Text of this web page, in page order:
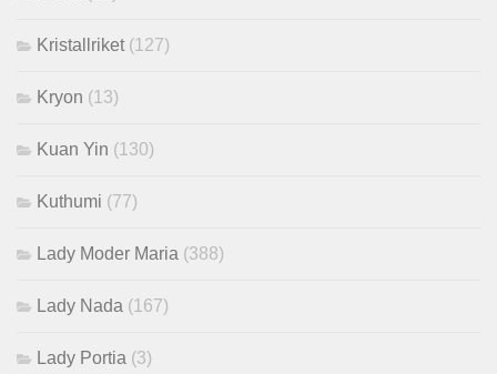
Kristallriket (127)
Kryon (13)
Kuan Yin (130)
Kuthumi (77)
Lady Moder Maria (388)
Lady Nada (167)
Lady Portia (3)